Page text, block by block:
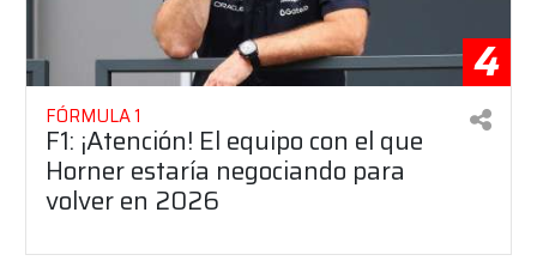
4
FÓRMULA 1
F1: ¡Atención! El equipo con el que
Horner estaría negociando para
volver en 2026